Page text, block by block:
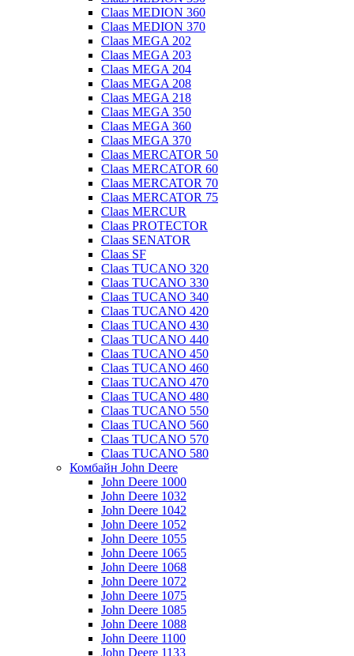
Claas MEDION 360
Claas MEDION 370
Claas MEGA 202
Claas MEGA 203
Claas MEGA 204
Claas MEGA 208
Claas MEGA 218
Claas MEGA 350
Claas MEGA 360
Claas MEGA 370
Claas MERCATOR 50
Claas MERCATOR 60
Claas MERCATOR 70
Claas MERCATOR 75
Claas MERCUR
Claas PROTECTOR
Claas SENATOR
Claas SF
Claas TUCANO 320
Claas TUCANO 330
Claas TUCANO 340
Claas TUCANO 420
Claas TUCANO 430
Claas TUCANO 440
Claas TUCANO 450
Claas TUCANO 460
Claas TUCANO 470
Claas TUCANO 480
Claas TUCANO 550
Claas TUCANO 560
Claas TUCANO 570
Claas TUCANO 580
Комбайн John Deere
John Deere 1000
John Deere 1032
John Deere 1042
John Deere 1052
John Deere 1055
John Deere 1065
John Deere 1068
John Deere 1072
John Deere 1075
John Deere 1085
John Deere 1088
John Deere 1100
John Deere 1133